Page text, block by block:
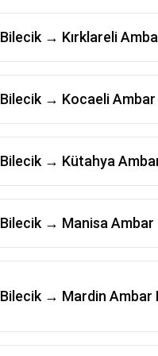
Bilecik → Kırklareli
Bilecik → Kocaeli
Bilecik → Kütahya
Bilecik → Manisa Ambar
Bilecik → Mardin Ambar